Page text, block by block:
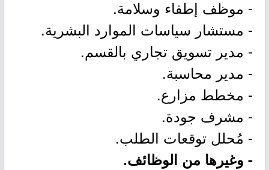
- موظف إطفاء وسلامة.
- مستشار سياسات الموارد البشرية.
- مدير تسويق تجاري بالقسم.
- مدير محاسبة.
- مخطط مزارع.
- مشرف جودة.
- مُحلل توقعات الطلب.
- وغيرها من الوظائف.